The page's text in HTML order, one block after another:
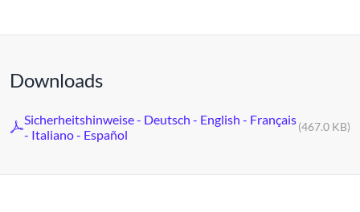
Downloads
Sicherheitshinweise - Deutsch - English - Français
- Italiano - Español
(467.0 KB)